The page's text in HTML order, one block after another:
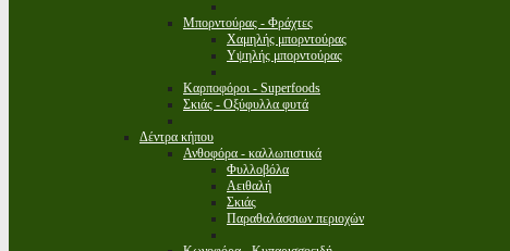
Μπορντούρας - Φράχτες
Χαμηλής μπορντούρας
Υψηλής μπορντούρας
Καρποφόροι - Superfoods
Σκιάς - Οξύφυλλα φυτά
Δέντρα κήπου
Ανθοφόρα - καλλωπιστικά
Φυλλοβόλα
Αειθαλή
Σκιάς
Παραθαλάσσιων περιοχών